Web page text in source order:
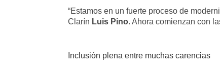
“Estamos en un fuerte proceso de
Clarín Luis Pino. Ahora comienzan con
Inclusión plena entre muchas carencias